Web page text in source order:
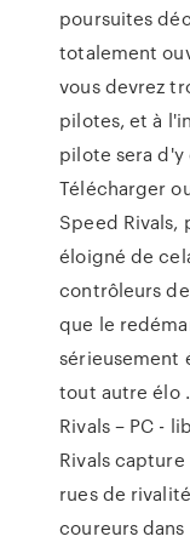
poursuites
totalement
vous devrez
pilotes, et à
pilote sera d'y
Télécharger
Speed Rivals,
éloigné de
contrôleurs
que le
sérieusement
tout autre élo
Rivals – PC -
Rivals capture
rues de
coureurs